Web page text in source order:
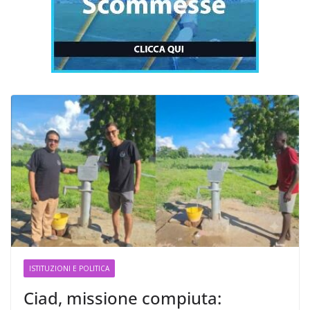
ISTITUZIONI E POLITICA
Ciad, missione compiuta: